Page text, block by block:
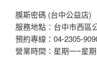
膜斯密碼 (台中公益店)
服務地點：台中市西區
預約專線：04-2305-
營業時間：星期一~星